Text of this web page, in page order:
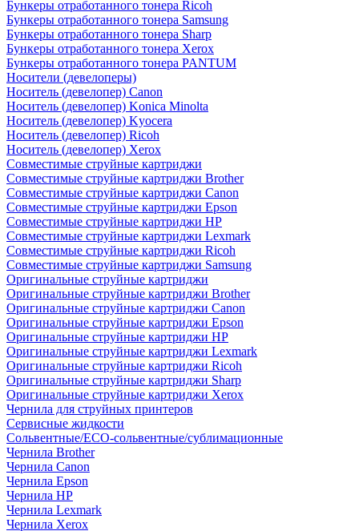
Бункеры отработанного тонера Ricoh
Бункеры отработанного тонера Samsung
Бункеры отработанного тонера Sharp
Бункеры отработанного тонера Xerox
Бункеры отработанного тонера PANTUM
Носители (девелоперы)
Носитель (девелопер) Canon
Носитель (девелопер) Konica Minolta
Носитель (девелопер) Kyocera
Носитель (девелопер) Ricoh
Носитель (девелопер) Xerox
Совместимые струйные картриджи
Совместимые струйные картриджи Brother
Совместимые струйные картриджи Canon
Совместимые струйные картриджи Epson
Совместимые струйные картриджи HP
Совместимые струйные картриджи Lexmark
Совместимые струйные картриджи Ricoh
Совместимые струйные картриджи Samsung
Оригинальные струйные картриджи
Оригинальные струйные картриджи Brother
Оригинальные струйные картриджи Canon
Оригинальные струйные картриджи Epson
Оригинальные струйные картриджи HP
Оригинальные струйные картриджи Lexmark
Оригинальные струйные картриджи Ricoh
Оригинальные струйные картриджи Sharp
Оригинальные струйные картриджи Xerox
Чернила для струйных принтеров
Сервисные жидкости
Сольвентные/ECO-сольвентные/сублимационные
Чернила Brother
Чернила Canon
Чернила Epson
Чернила HP
Чернила Lexmark
Чернила Xerox